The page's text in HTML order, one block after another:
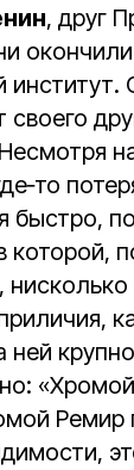
, друг
институт.
своего
быстро,
которой,
ней
Ремир